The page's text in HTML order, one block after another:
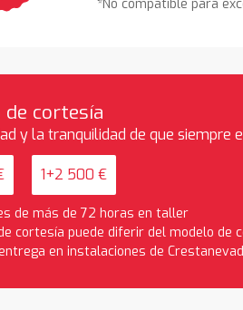
*No compatible para
cortesía
y la tranquilidad de que siempre
1+2 500 €
de más de 72 horas en taller
cortesía puede diferir del modelo de
en instalaciones de